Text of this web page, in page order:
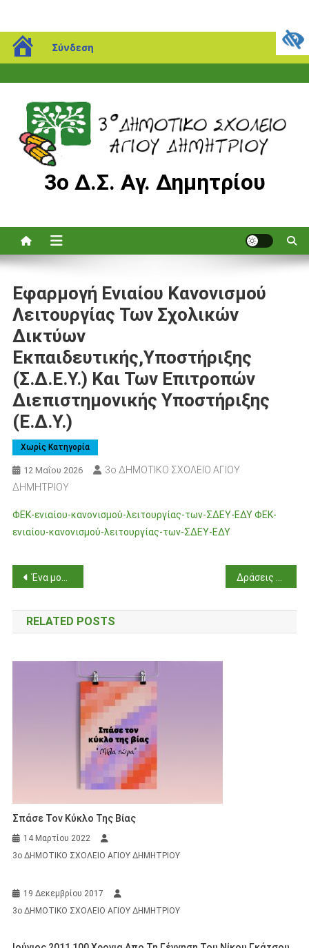
blogs.sch.gr
Σύνδεση
Μεταπηδήστε
στο
3ο Δ.Σ. Αγ. Δημητρίου
Εφαρμογή Ενιαίου Κανονισμού
Λειτουργίας Των Σχολικών
Δικτύων
Εκπαιδευτικής,Υποστήριξης
(Σ.Δ.Ε.Υ.) Και Των Επιτροπών
Διεπιστημονικής Υποστήριξης
(Ε.Δ.Υ.)
Χωρίς Κατηγορία
12 Μαΐου 2026
3ο ΔΗΜΟΤΙΚΟ ΣΧΟΛΕΙΟ ΑΓΙΟΥ
ΔΗΜΗΤΡΙΟΥ
ΦΕΚ-ενιαίου-κανονισμού-λειτουργίας-των-ΣΔΕΥ-ΕΔΥΦΕΚ-
ενιαίου-κανονισμού-λειτουργίας-των-ΣΔΕΥ-ΕΔΥ
Πλοήγηση
άρθρων
Ένα μουσικοχορευτικό ταξίδι στην Κάτω Ιταλία με τους Encardia Δράσεις ΑθλοΠαιδείας- Σχολικός Αθλητισμός 2026
RELATED POSTS
Σπάσε Τον Κύκλο Της Βίας
14 Μαρτίου 2022
3ο ΔΗΜΟΤΙΚΟ ΣΧΟΛΕΙΟ ΑΓΙΟΥ ΔΗΜΗΤΡΙΟΥ
19 Δεκεμβρίου 2017
3ο ΔΗΜΟΤΙΚΟ ΣΧΟΛΕΙΟ ΑΓΙΟΥ ΔΗΜΗΤΡΙΟΥ